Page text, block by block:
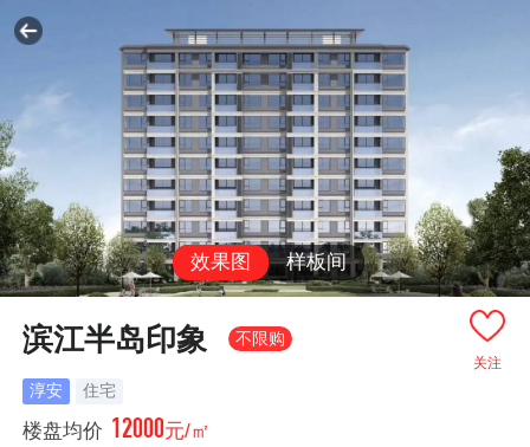
效果图 样板间
关注
滨江半岛印象 不限购
淳安 住宅
楼盘均价 12000元/㎡